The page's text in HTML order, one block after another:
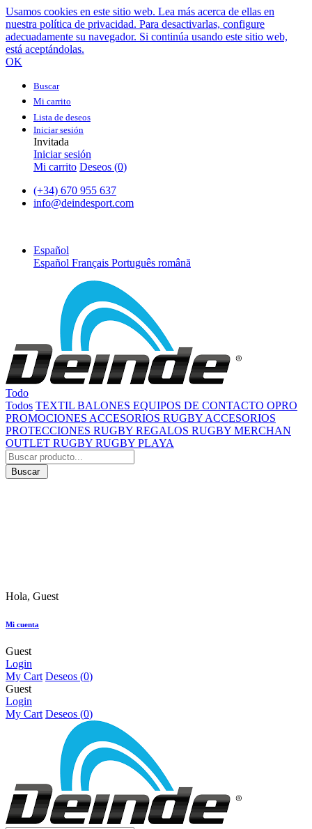
Usamos cookies en este sitio web. Lea más acerca de ellas en
nuestra política de privacidad. Para desactivarlas, configure
adecuadamente su navegador. Si continúa usando este sitio web,
está aceptándolas.
OK
Buscar
Mi carrito
Lista de deseos
Iniciar sesión
Invitada
Iniciar sesión
Mi carrito Deseos (0)
(+34) 670 955 637
info@deindesport.com
Español
Español Français Português română
Todo
Todos TEXTIL BALONES EQUIPOS DE CONTACTO OPRO
PROMOCIONES ACCESORIOS RUGBY ACCESORIOS
PROTECCIONES RUGBY REGALOS RUGBY MERCHAN
OUTLET RUGBY RUGBY PLAYA
Buscar
Hola, Guest
Mi cuenta
Guest
Login
My Cart Deseos (0)
Guest
Login
My Cart Deseos (0)